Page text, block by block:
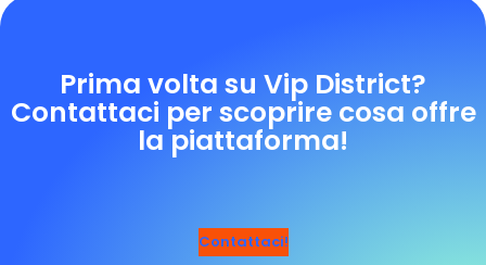
Prima volta su Vip District?
Contattaci per scoprire cosa offre
la piattaforma!
Contattaci!